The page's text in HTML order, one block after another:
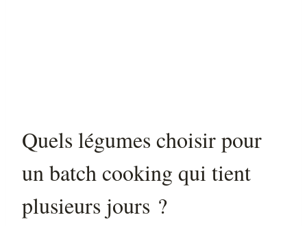
Quels légumes choisir pour
un batch cooking qui tient
plusieurs jours ?